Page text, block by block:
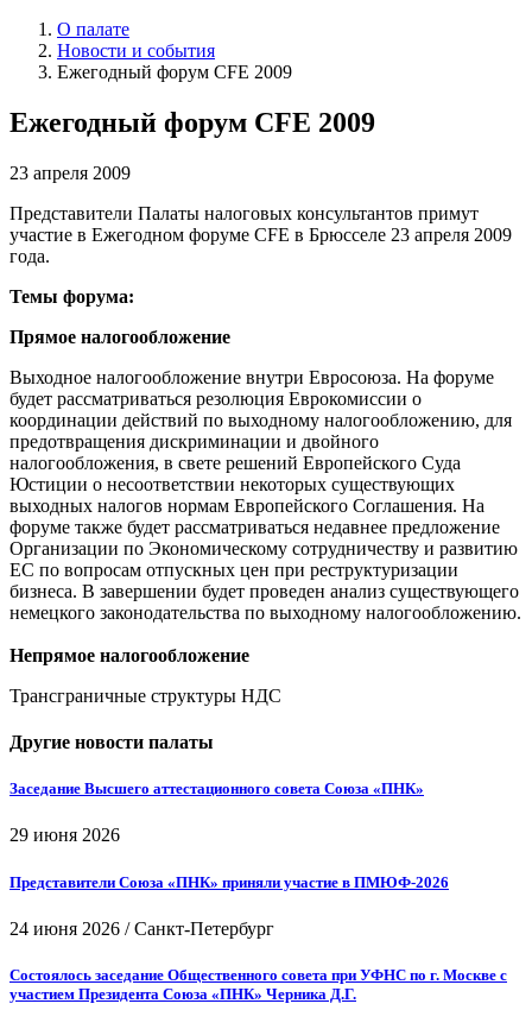
О палате
Новости и события
Ежегодный форум CFE 2009
Ежегодный форум CFE 2009
23 апреля 2009
Представители Палаты налоговых консультантов примут
участие в Ежегодном форуме CFE в Брюсселе 23 апреля 2009
года.
Темы форума:
Прямое налогообложение
Выходное налогообложение внутри Евросоюза. На форуме
будет рассматриваться резолюция Еврокомиссии о
координации действий по выходному налогообложению, для
предотвращения дискриминации и двойного
налогообложения, в свете решений Европейского Суда
Юстиции о несоответствии некоторых существующих
выходных налогов нормам Европейского Соглашения. На
форуме также будет рассматриваться недавнее предложение
Организации по Экономическому сотрудничеству и развитию
ЕС по вопросам отпускных цен при реструктуризации
бизнеса. В завершении будет проведен анализ существующего
немецкого законодательства по выходному налогообложению.
Непрямое налогообложение
Трансграничные структуры НДС
Другие новости палаты
Заседание Высшего аттестационного совета Союза «ПНК»
29 июня 2026
Представители Союза «ПНК» приняли участие в ПМЮФ-2026
24 июня 2026 /Санкт-Петербург
Состоялось заседание Общественного совета при УФНС по г. Москве с
участием Президента Союза «ПНК» Черника Д.Г.